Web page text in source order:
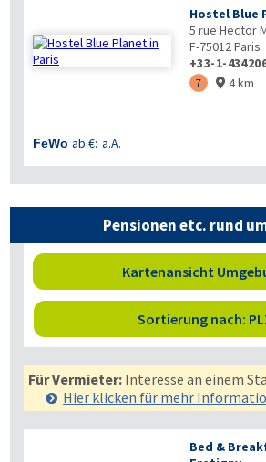
Hostel Blue
5 rue Hector
F-75012Paris
+33-1-
7  4 km
FeWo ab €: a.A.
Pensionen etc. rund
Kartenansicht
Sortierung nach:
Für Vermieter: Interesse an einem
Hier klicken für mehr
Bed &